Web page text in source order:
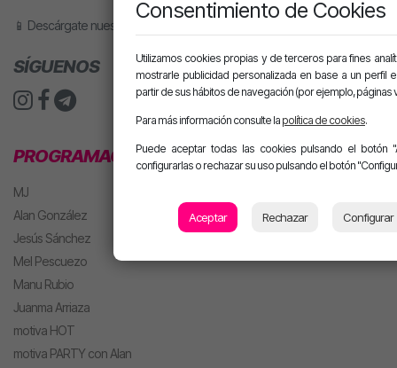
📱 Descárgate nuestra app o pídele motiva a tu altavoz inteligente.
SÍGUENOS
PROGRAMACIÓN
MJ
Alan González
Jesús Sánchez
Mel Pescuezo
Manu Rubio
Juanma Arriaza
motiva HOT
motiva PARTY con Alan
Consentimiento de Cookies
Utilizamos cookies propias y de terceros para fines
mostrarle publicidad personalizada en base a un perfil
partir de sus hábitos de navegación (por ejemplo, páginas
Para más información consulte la política de cookies.
Puede aceptar todas las cookies pulsando el botón
configurarlas o rechazar su uso pulsando el botón
Aceptar Rechazar Configurar